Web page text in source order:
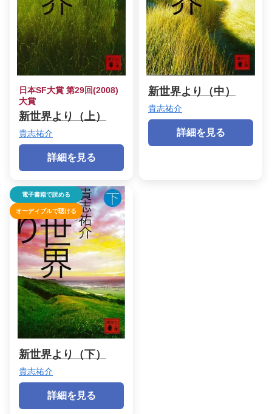
日本SF大賞 第29回(2008)
大賞
新世界より（上）
貴志祐介
詳細を見る
新世界より（中）
貴志祐介
詳細を見る
電子書籍で読める
オーディブルで聴ける
新世界より（下）
貴志祐介
詳細を見る